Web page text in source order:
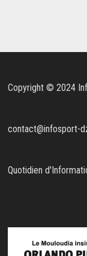
Copyright © 2024
contact@infosport-
Quotidien